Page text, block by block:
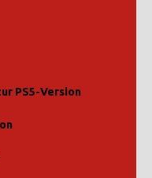
PS5-Version